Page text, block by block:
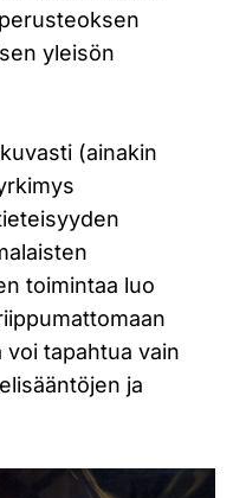
yleisön
(ainakin
toimintaa luo
tapahtua vain
ja